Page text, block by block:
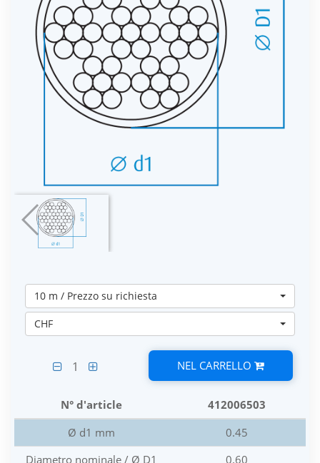
10 m / Prezzo su richiesta
CHF
1 NEL CARRELLO
N° d'article
412006503
Ø d1 mm
0.45
Diametro nominale / Ø D1
0.60